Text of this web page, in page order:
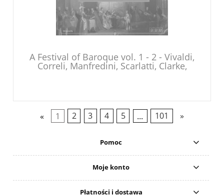
A Festival of Baroque vol. 1 - 2 - Vivaldi,
Correli, Manfredini, Scarlatti, Clarke,
« 1 2 3 4 5 ... 101 »
Pomoc
Moje konto
Płatności i dostawa